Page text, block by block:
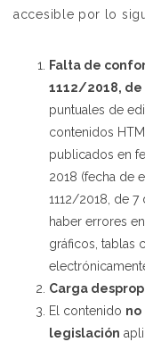
accesible por lo
Falta de
1112/2018,
puntuales de
contenidos
publicados en
2018 (fecha de
1112/2018, de
haber errores
gráficos, tablas
Carga
El contenido
legislación